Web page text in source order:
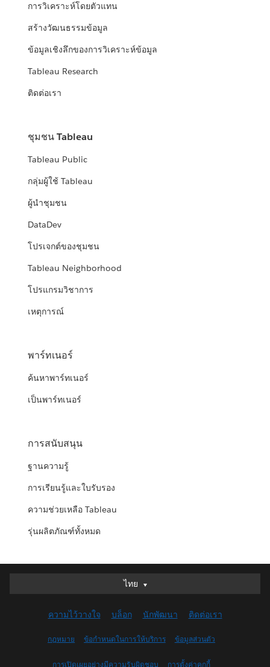
การวิเคราะห์โดยตัวแทน
สร้างวัฒนธรรมข้อมูล
ข้อมูลเชิงลึกของการวิเคราะห์ข้อมูล
Tableau Research
ติดต่อเรา
ชุมชน Tableau
Tableau Public
กลุ่มผู้ใช้ Tableau
ผู้นำชุมชน
DataDev
โปรเจกต์ของชุมชน
Tableau Neighborhood
โปรแกรมวิชาการ
เหตุการณ์
พาร์ทเนอร์
ค้นหาพาร์ทเนอร์
เป็นพาร์ทเนอร์
การสนับสนุน
ฐานความรู้
การเรียนรู้และใบรับรอง
ความช่วยเหลือ Tableau
รุ่นผลิตภัณฑ์ทั้งหมด
ไทย
ไทย
English (UK)
English (US)
ความไว้วางใจ บล็อก นักพัฒนา ติดต่อเรา
กฎหมาย ข้อกำหนดในการให้บริการ ข้อมูลส่วนตัว
การเปิดเผยอย่างมีความรับผิดชอบ การตั้งค่าคุกกี้